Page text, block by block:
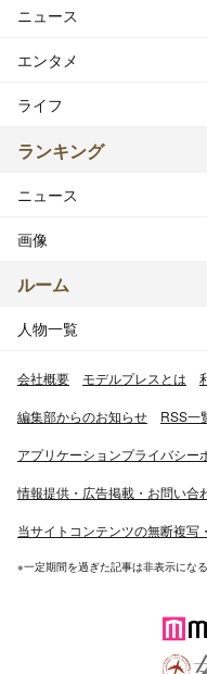
ニュース
エンタメ
ライフ
ランキング
ニュース
画像
ルーム
人物一覧
会社概要 モデルプレスとは
編集部からのお知らせ RSS一
アプリケーションプライバシー
情報提供・広告掲載・お問い合
当サイトコンテンツの無断複写
※一定期間を過ぎた記事は非表示にな